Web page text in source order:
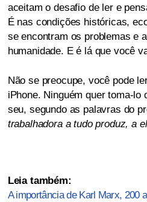
aceitam o desafio de ler e
É nas condições históricas,
se encontram os problemas e
humanidade. E é lá que você
Não se preocupe, você pode
iPhone. Ninguém quer toma-lo
seu, segundo as palavras do
trabalhadora a tudo produz, a
Leia também:
A importância de Karl Marx, 200